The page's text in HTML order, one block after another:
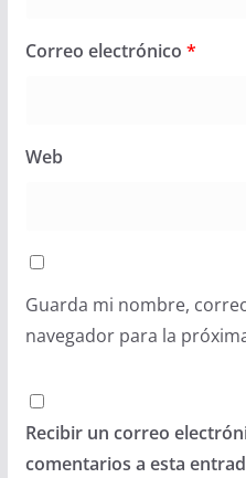
Correo electrónico *
Web
Guarda mi nombre,
navegador para la
Recibir un correo
comentarios a esta